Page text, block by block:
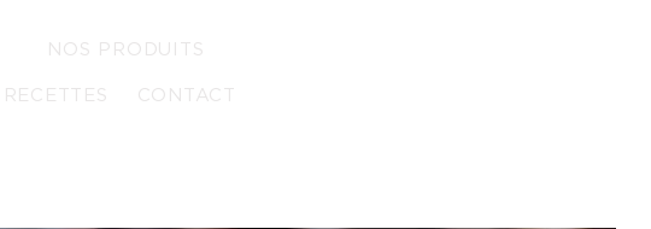
NOS PRODUITS
RECETTES CONTACT